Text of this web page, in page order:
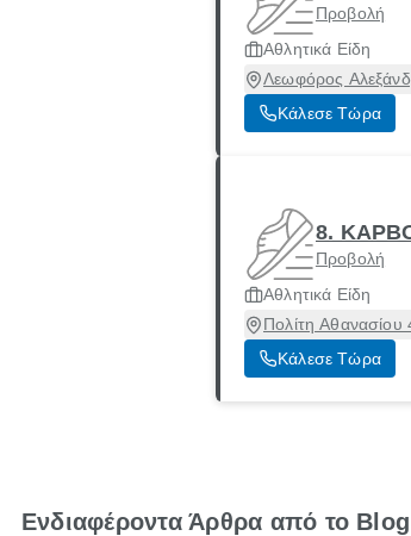
Προβολή
Αθλητικά Είδη
Λεωφόρος
Κάλεσε Τώρα
8.
Προβολή
Αθλητικά Είδη
Πολίτη
Κάλεσε Τώρα
Ενδιαφέροντα Άρθρα από το